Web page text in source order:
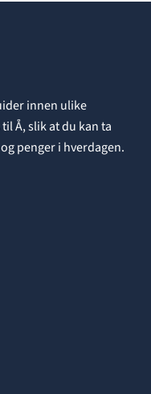
innen ulike
Å, slik at du kan ta
penger i hverdagen.